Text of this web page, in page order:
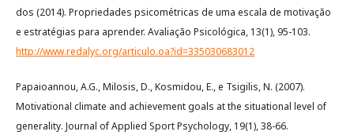
dos (2014). Propriedades psicométricas de uma escala de motivação
e estratégias para aprender. Avaliação Psicológica, 13(1), 95-103.
http://www.redalyc.org/articulo.oa?id=335030683012
Papaioannou, A.G., Milosis, D., Kosmidou, E., e Tsigilis, N. (2007).
Motivational climate and achievement goals at the situational level of
generality. Journal of Applied Sport Psychology, 19(1), 38-66.